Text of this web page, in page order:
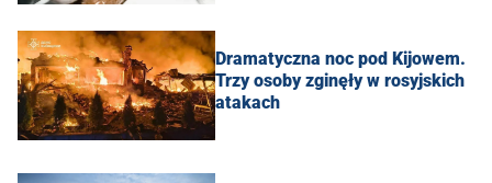
Dramatyczna noc pod Kijowem.
Trzy osoby zginęły w rosyjskich
atakach